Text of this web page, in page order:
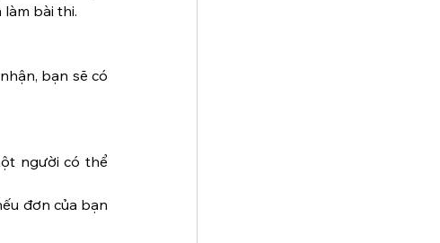
bài thi.
bạn sẽ có
người có thể
đơn của bạn